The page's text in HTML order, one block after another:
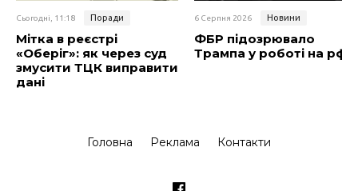
Сьогодні, 11:18 Поради
Мітка в реєстрі
«Оберіг»: як через суд
змусити ТЦК виправити
дані
6 Серпня 2026 Новини
ФБР підозрювало
Трампа у роботі на рф
Головна Реклама Контакти